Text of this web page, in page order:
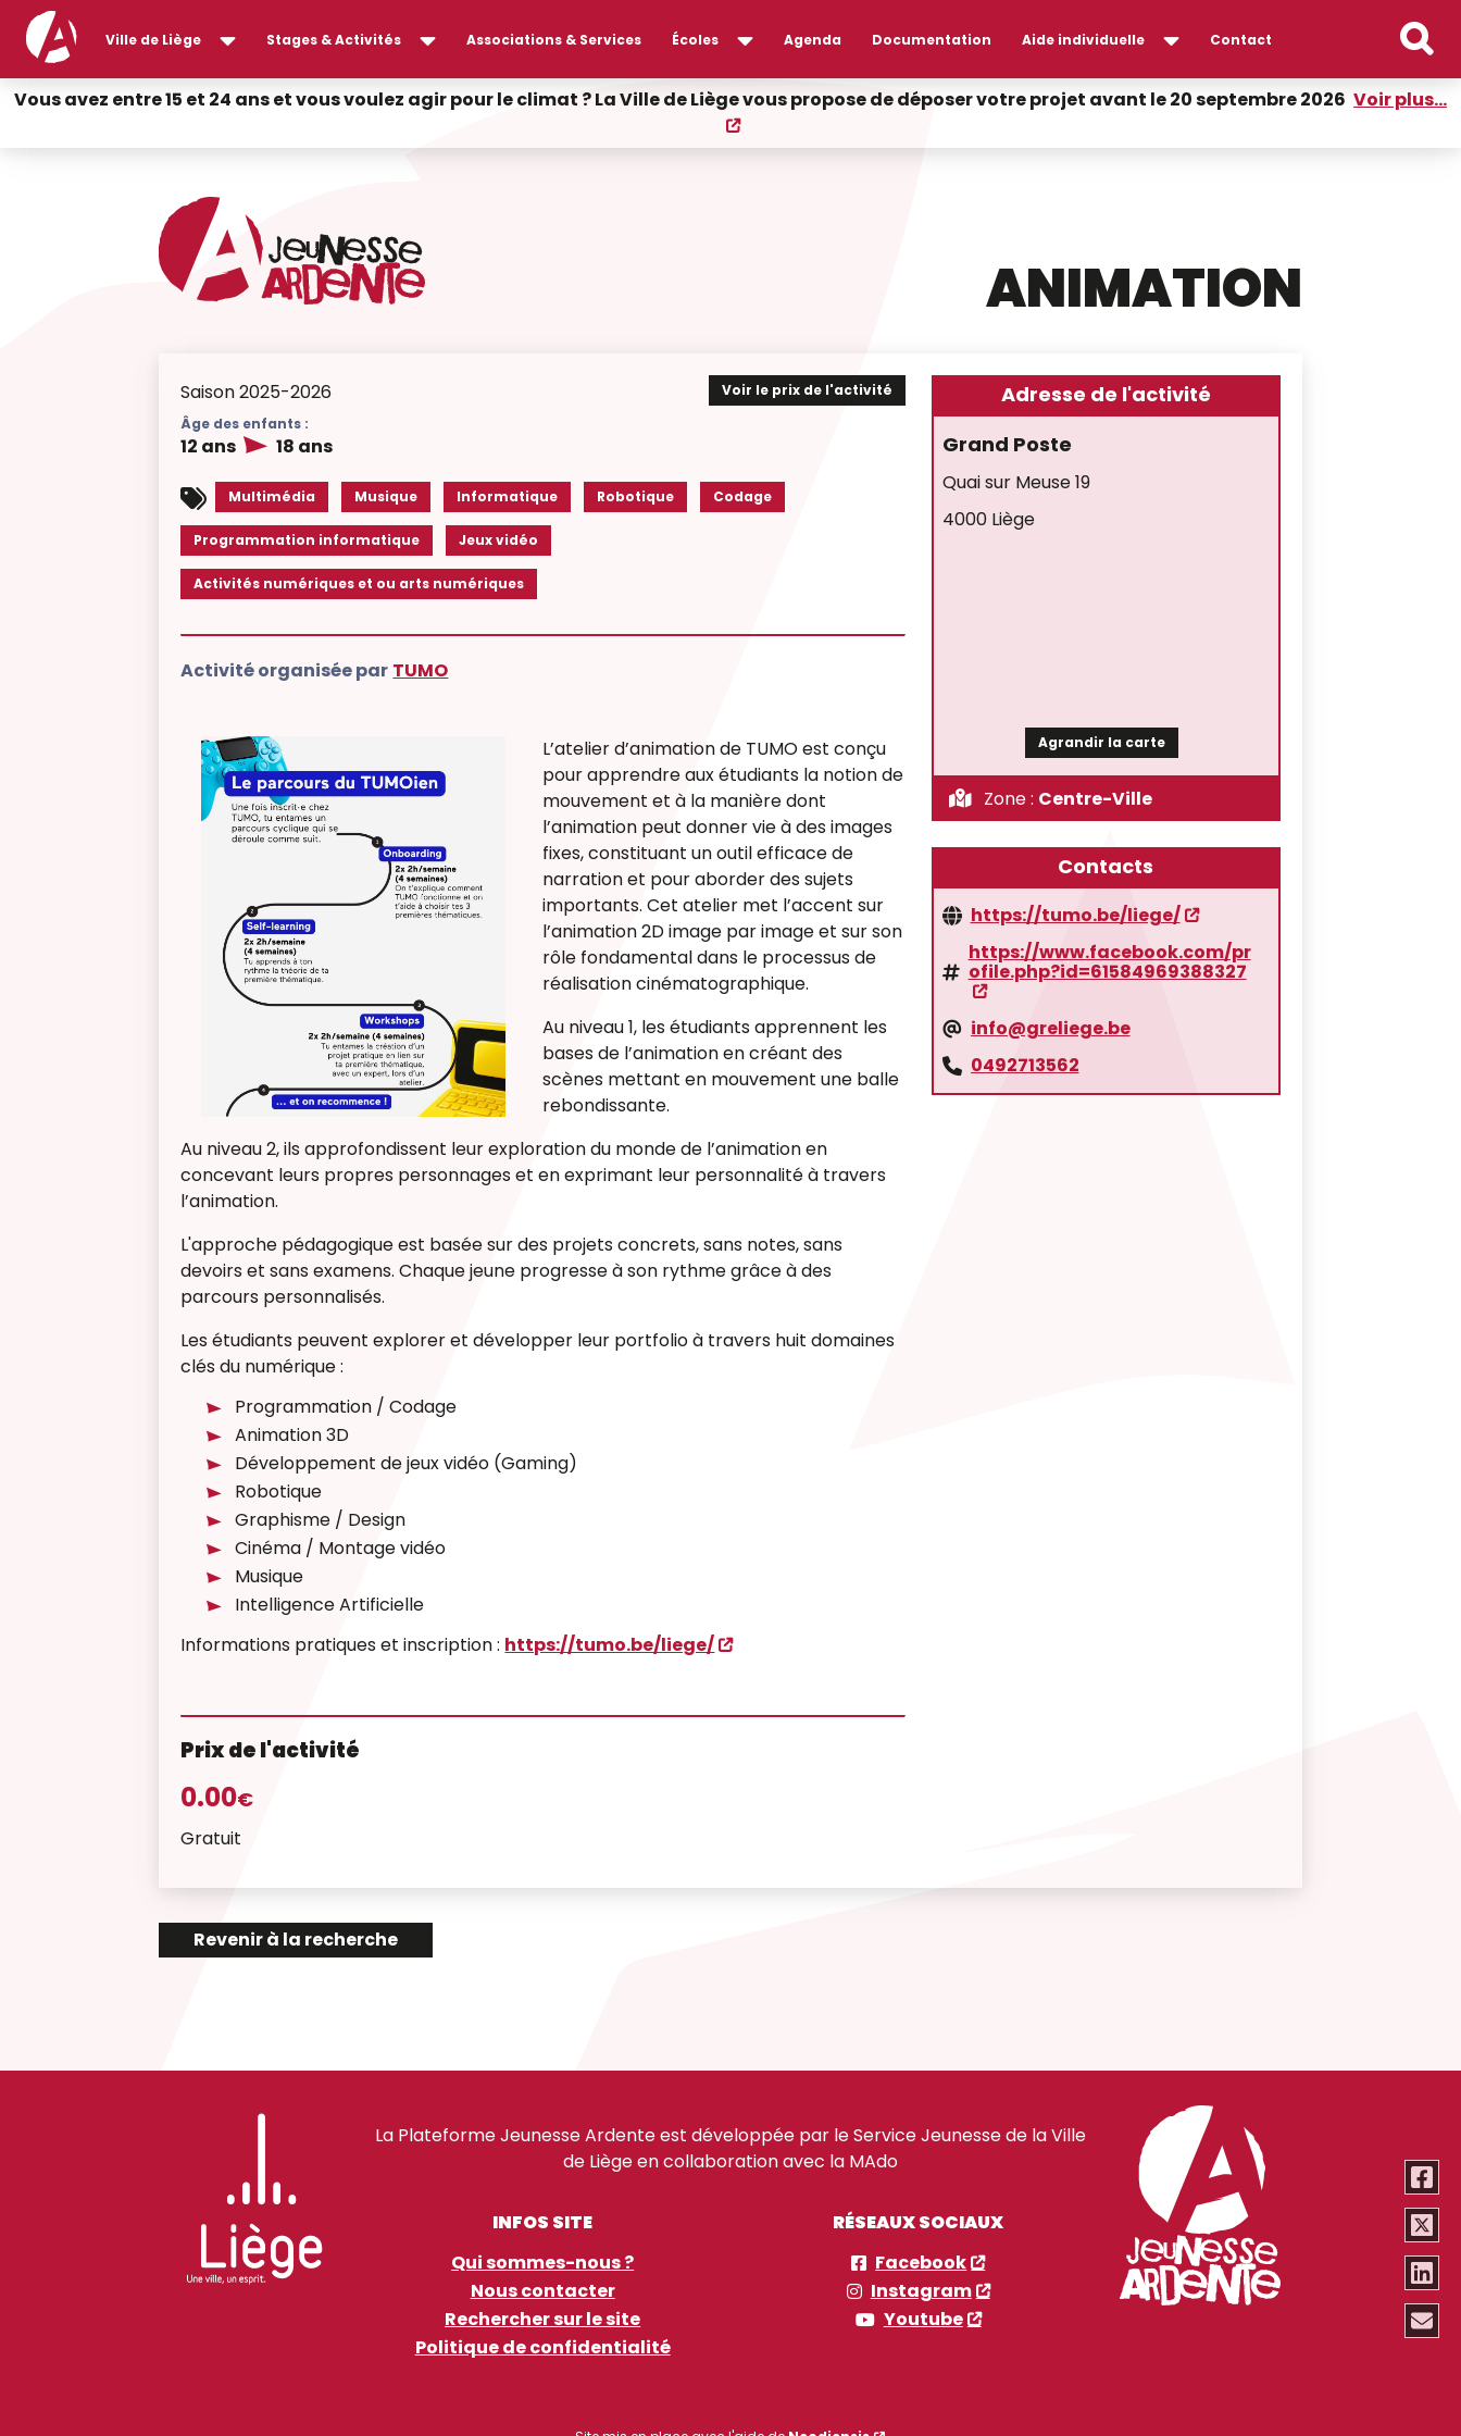
Ville de Liège Stages & Activités Associations & Services Écoles Agenda Documentation Aide individuelle Contact
Vous avez entre 15 et 24 ans et vous voulez agir pour le climat ? La Ville de Liège vous propose de déposer votre projet avant le 20 septembre 2026 Voir plus...
ANIMATION
Saison 2025-2026
Voir le prix de l'activité
Âge des enfants :
12 ans 18 ans
Multimédia Musique Informatique Robotique Codage
Programmation informatique Jeux vidéo
Activités numériques et ou arts numériques
Activité organisée par TUMO
L’atelier d’animation de TUMO est conçu
pour apprendre aux étudiants la notion de
mouvement et à la manière dont
l’animation peut donner vie à des images
fixes, constituant un outil efficace de
narration et pour aborder des sujets
importants. Cet atelier met l’accent sur
l’animation 2D image par image et sur son
rôle fondamental dans le processus de
réalisation cinématographique.
Au niveau 1, les étudiants apprennent les
bases de l’animation en créant des
scènes mettant en mouvement une balle
rebondissante.
Au niveau 2, ils approfondissent leur exploration du monde de l’animation en
concevant leurs propres personnages et en exprimant leur personnalité à travers
l’animation.
L'approche pédagogique est basée sur des projets concrets, sans notes, sans
devoirs et sans examens. Chaque jeune progresse à son rythme grâce à des
parcours personnalisés.
Les étudiants peuvent explorer et développer leur portfolio à travers huit domaines
clés du numérique :
Programmation / Codage
Animation 3D
Développement de jeux vidéo (Gaming)
Robotique
Graphisme / Design
Cinéma / Montage vidéo
Musique
Intelligence Artificielle
Informations pratiques et inscription : https://tumo.be/liege/
Prix de l'activité
0.00€
Gratuit
Adresse de l'activité
Grand Poste
Quai sur Meuse 19
4000 Liège
Agrandir la carte
Zone : Centre-Ville
Contacts
https://tumo.be/liege/
https://www.facebook.com/pr
ofile.php?id=61584969388327
info@greliege.be
0492713562
Revenir à la recherche
La Plateforme Jeunesse Ardente est développée par le Service Jeunesse de la Ville
de Liège en collaboration avec la MAdo
INFOS SITE
Qui sommes-nous ?
Nous contacter
Rechercher sur le site
Politique de confidentialité
RÉSEAUX SOCIAUX
Facebook
Instagram
Youtube